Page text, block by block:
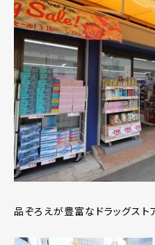
品ぞろえが豊富なドラッグスト